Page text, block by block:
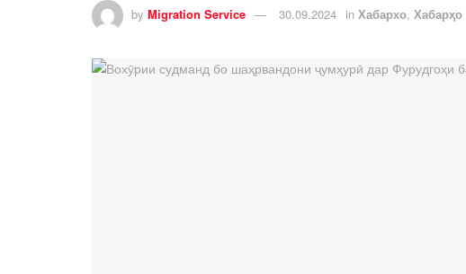
by Migration Service 30.09.2024 in Хабархо, Хабарҳо